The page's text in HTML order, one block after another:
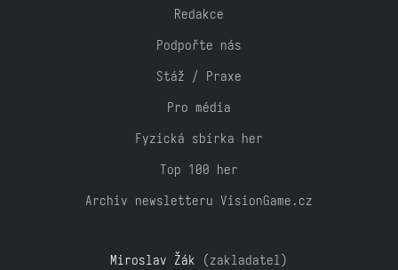
Redakce
Podpořte nás
Stáž / Praxe
Pro média
Fyzická sbírka her
Top 100 her
Archiv newsletteru VisionGame.cz
Miroslav Žák (zakladatel)